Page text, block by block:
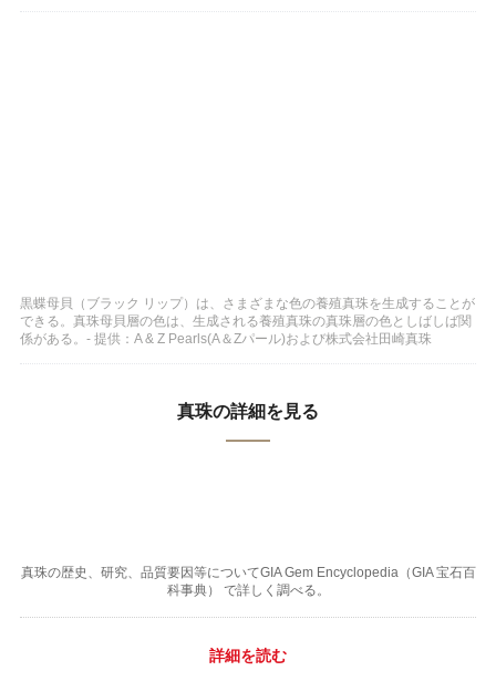
黒蝶母貝（ブラック リップ）は、さまざまな色の養殖真珠を生成することが
できる。真珠母貝層の色は、生成される養殖真珠の真珠層の色としばしば関
係がある。- 提供：A & Z Pearls(A＆Zパール)および株式会社田崎真珠
真珠の詳細を見る
真珠の歴史、研究、品質要因等についてGIA Gem Encyclopedia（GIA 宝石百
科事典） で詳しく調べる。
詳細を読む